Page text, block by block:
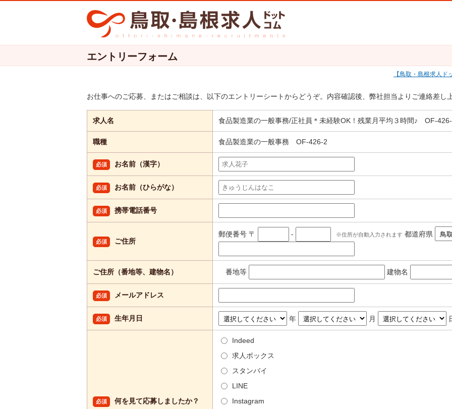
エントリーフォーム
鳥取・島根求人ド
お仕事へのご応募、またはご相談は、以下のエントリーシートからどうぞ。内容確認後、弊社担当よりご連絡差し
求人名 食品製造業の一般事務/正社員＊未経験OK！残業月平均３時間♪ OF-
職種 食品製造業の一般事務 OF-426-2
必須 お名前（漢字）
必須 お名前（ひらがな）
必須 携帯電話番号
必須 ご住所
郵便番号 〒 - 住所が自動入力されます 都道府県
ご住所（番地等、建物名） 番地等 建物名
必須 メールアドレス
必須 生年月日 年 月
必須 何を見て応募しましたか？
Indeed
求人ボックス
スタンバイ
LINE
Instagram